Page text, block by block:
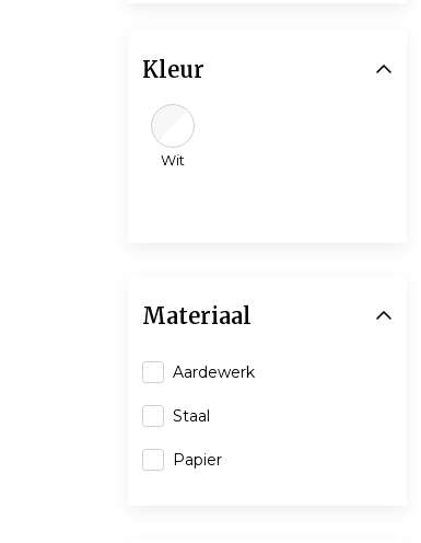
Kleur
Wit
Materiaal
Aardewerk
Staal
Papier